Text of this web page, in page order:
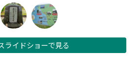
ライドショーで見る